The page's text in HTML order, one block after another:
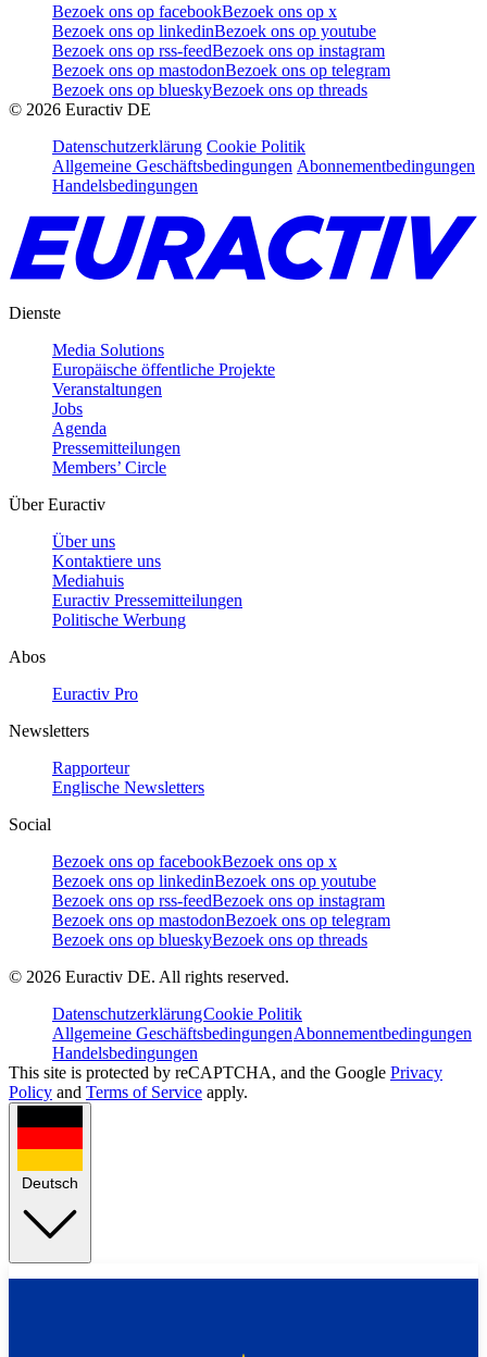
Bezoek ons op facebookBezoek ons op x
Bezoek ons op linkedinBezoek ons op youtube
Bezoek ons op rss-feedBezoek ons op instagram
Bezoek ons op mastodonBezoek ons op telegram
Bezoek ons op blueskyBezoek ons op threads
© 2026 Euractiv DE
Datenschutzerklärung Cookie Politik
Allgemeine Geschäftsbedingungen Abonnementbedingungen
Handelsbedingungen
Dienste
Media Solutions
Europäische öffentliche Projekte
Veranstaltungen
Jobs
Agenda
Pressemitteilungen
Members’ Circle
Über Euractiv
Über uns
Kontaktiere uns
Mediahuis
Euractiv Pressemitteilungen
Politische Werbung
Abos
Euractiv Pro
Newsletters
Rapporteur
Englische Newsletters
Social
Bezoek ons op facebookBezoek ons op x
Bezoek ons op linkedinBezoek ons op youtube
Bezoek ons op rss-feedBezoek ons op instagram
Bezoek ons op mastodonBezoek ons op telegram
Bezoek ons op blueskyBezoek ons op threads
© 2026 Euractiv DE. All rights reserved.
DatenschutzerklärungCookie Politik
Allgemeine GeschäftsbedingungenAbonnementbedingungen
Handelsbedingungen
This site is protected by reCAPTCHA, and the Google Privacy
Policy and Terms of Service apply.
Deutsch